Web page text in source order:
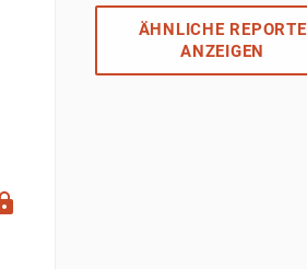
ÄHNLICHE REPORTE
ANZEIGEN